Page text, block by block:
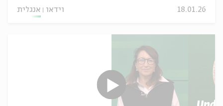
אנגלית וידאו 18.01.26